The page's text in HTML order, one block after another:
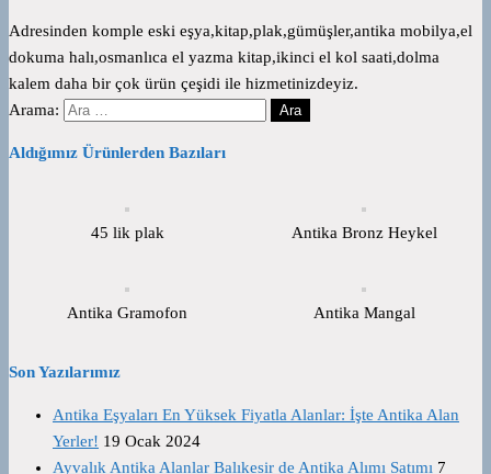
Adresinden komple eski eşya,kitap,plak,gümüşler,antika mobilya,el
dokuma halı,osmanlıca el yazma kitap,ikinci el kol saati,dolma
kalem daha bir çok ürün çeşidi ile hizmetinizdeyiz.
Arama:
Aldığımız Ürünlerden Bazıları
45 lik plak Antika Bronz Heykel
Antika Gramofon Antika Mangal
Son Yazılarımız
Antika Eşyaları En Yüksek Fiyatla Alanlar: İşte Antika Alan
Yerler! 19 Ocak 2024
Ayvalık Antika Alanlar Balıkesir de Antika Alımı Satımı 7